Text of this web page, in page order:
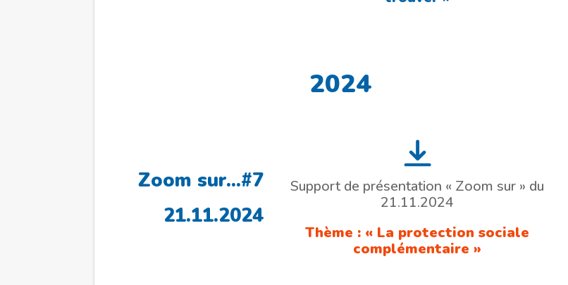
2024
Zoom sur…#7
21.11.2024
Support de présentation « Zoom sur » du
21.11.2024
Thème : « La protection sociale
complémentaire »